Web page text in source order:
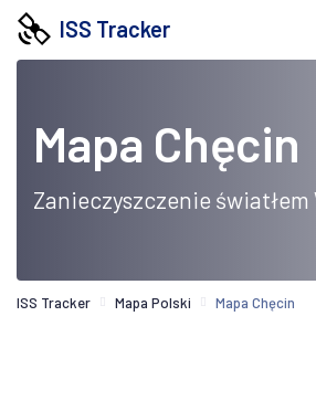
ISS Tracker
Mapa Chęcin
Zanieczyszczenie światłem
ISS Tracker Mapa Polski Mapa Chęcin